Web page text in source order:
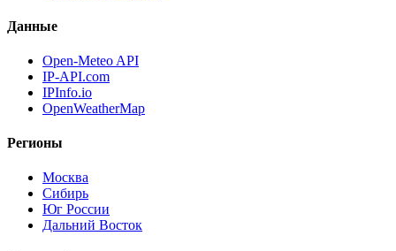
Данные
Open-Meteo API
IP-API.com
IPInfo.io
OpenWeatherMap
Регионы
Москва
Сибирь
Юг России
Дальний Восток